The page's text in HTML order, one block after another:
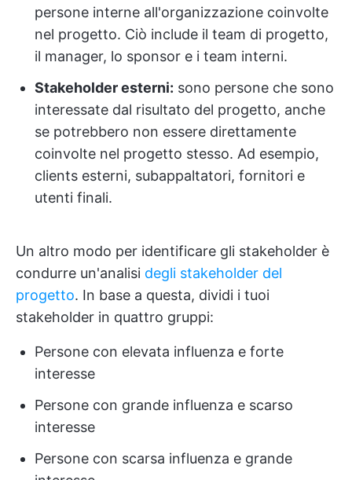
persone interne all'organizzazione coinvolte
nel progetto. Ciò include il team di progetto,
il manager, lo sponsor e i team interni.
Stakeholder esterni: sono persone che sono
interessate dal risultato del progetto, anche
se potrebbero non essere direttamente
coinvolte nel progetto stesso. Ad esempio,
clients esterni, subappaltatori, fornitori e
utenti finali.
Un altro modo per identificare gli stakeholder è
condurre un'analisi degli stakeholder del
progetto. In base a questa, dividi i tuoi
stakeholder in quattro gruppi:
Persone con elevata influenza e forte
interesse
Persone con grande influenza e scarso
interesse
Persone con scarsa influenza e grande